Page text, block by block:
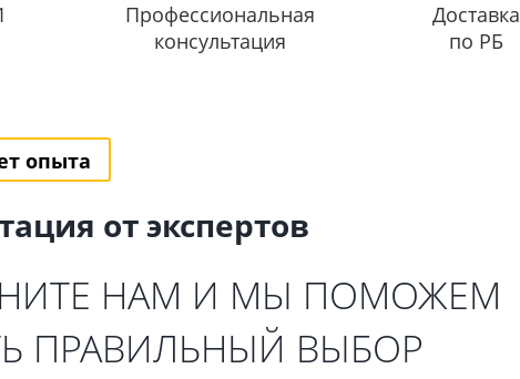
Профессиональная
консультация
Доставка
по РБ
опыта
от экспертов
НАМ И МЫ ПОМОЖЕМ
ПРАВИЛЬНЫЙ ВЫБОР